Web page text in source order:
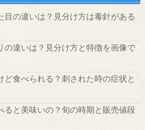
目の違いは？見分け方は毒針がある
の違いは？見分け方と特徴を画像で
ど食べられる？刺された時の症状と
ると美味いの？旬の時期と販売値段